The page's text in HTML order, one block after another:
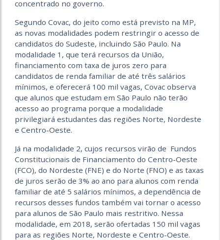
concentrado no governo.
Segundo Covac, do jeito como está previsto na MP,
as novas modalidades podem restringir o acesso de
candidatos do Sudeste, incluindo São Paulo. Na
modalidade 1, que terá recursos da União,
financiamento com taxa de juros zero para
candidatos de renda familiar de até três salários
mínimos, e oferecerá 100 mil vagas, Covac observa
que alunos que estudam em São Paulo não terão
acesso ao programa porque a modalidade
privilegiará estudantes das regiões Norte, Nordeste
e Centro-Oeste.
Já na modalidade 2, cujos recursos virão de Fundos
Constitucionais de Financiamento do Centro-Oeste
(FCO), do Nordeste (FNE) e do Norte (FNO) e as taxas
de juros serão de 3% ao ano para alunos com renda
familiar de até 5 salários mínimos, a dependência de
recursos desses fundos também vai tornar o acesso
para alunos de São Paulo mais restritivo. Nessa
modalidade, em 2018, serão ofertadas 150 mil vagas
para as regiões Norte, Nordeste e Centro-Oeste.